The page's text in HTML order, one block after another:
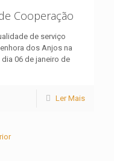
Cooperação
de serviço
dos Anjos na
06 de janeiro de
Ler Mais